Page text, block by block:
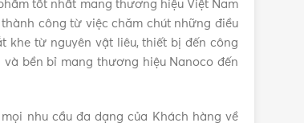
tốt nhất mang thương hiệu Việt Nam
công từ việc chăm chút những điều
khe từ nguyên vật liêu, thiết bị đến công
bền bỉ mang thương hiệu Nanoco đến
nhu cầu đa dạng của Khách hàng về